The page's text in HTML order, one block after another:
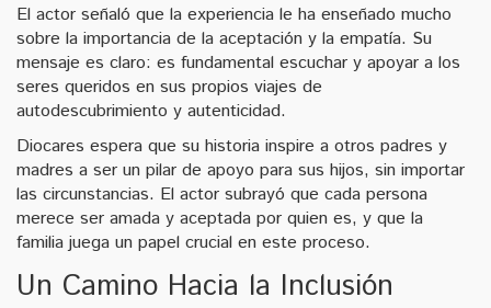
El actor señaló que la experiencia le ha enseñado mucho
sobre la importancia de la aceptación y la empatía. Su
mensaje es claro: es fundamental escuchar y apoyar a los
seres queridos en sus propios viajes de
autodescubrimiento y autenticidad.
Diocares espera que su historia inspire a otros padres y
madres a ser un pilar de apoyo para sus hijos, sin importar
las circunstancias. El actor subrayó que cada persona
merece ser amada y aceptada por quien es, y que la
familia juega un papel crucial en este proceso.
Un Camino Hacia la Inclusión